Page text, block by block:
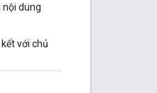
dung
với chủ